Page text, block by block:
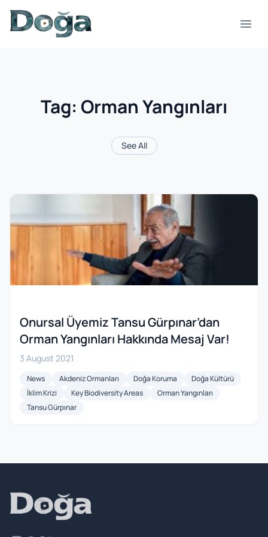
Skip to content
Tag: Orman Yangınları
See All
Onursal Üyemiz Tansu Gürpınar’dan
Orman Yangınları Hakkında Mesaj Var!
3 August 2021
News Akdeniz Ormanları Doğa Koruma
Doğa Kültürü
İklim Krizi
Key Biodiversity Areas
Orman Yangınları
Tansu Gürpınar